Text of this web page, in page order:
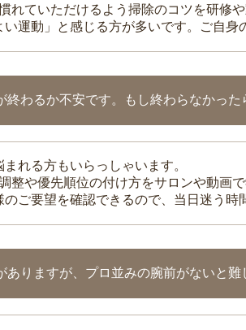
れていただけるよう掃除のコツを研修
運動」と感じる方が多いです。ご自身
終わるか不安です。もし終わらなかった
れる方もいらっしゃいます。
整や優先順位の付け方をサロンや動画で
ご要望を確認できるので、当日迷う時
ありますが、プロ並みの腕前がないと難